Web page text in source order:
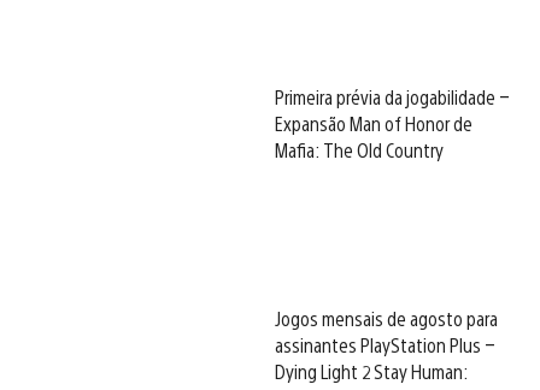
Primeira prévia da jogabilidade –
Expansão Man of Honor de
Mafia: The Old Country
Jogos mensais de agosto para
assinantes PlayStation Plus –
Dying Light 2 Stay Human: